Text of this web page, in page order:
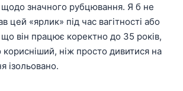
значного рубцювання. Я б не
цей «ярлик» під час вагітності або
він працює коректно до 35 років,
корисніший, ніж просто дивитися на
ізольовано.